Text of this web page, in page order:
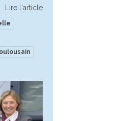
Lire l'article